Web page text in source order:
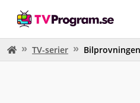
TV-serier Bilprovningen